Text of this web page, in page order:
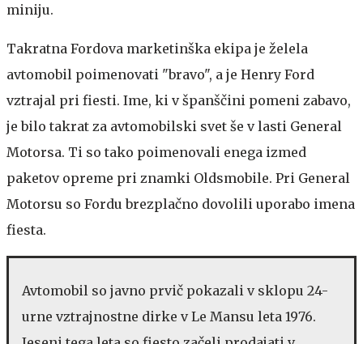
miniju.
Takratna Fordova marketinška ekipa je želela
avtomobil poimenovati "bravo", a je Henry Ford
vztrajal pri fiesti. Ime, ki v španščini pomeni zabavo,
je bilo takrat za avtomobilski svet še v lasti General
Motorsa. Ti so tako poimenovali enega izmed
paketov opreme pri znamki Oldsmobile. Pri General
Motorsu so Fordu brezplačno dovolili uporabo imena
fiesta.
Avtomobil so javno prvič pokazali v sklopu 24-
urne vztrajnostne dirke v Le Mansu leta 1976.